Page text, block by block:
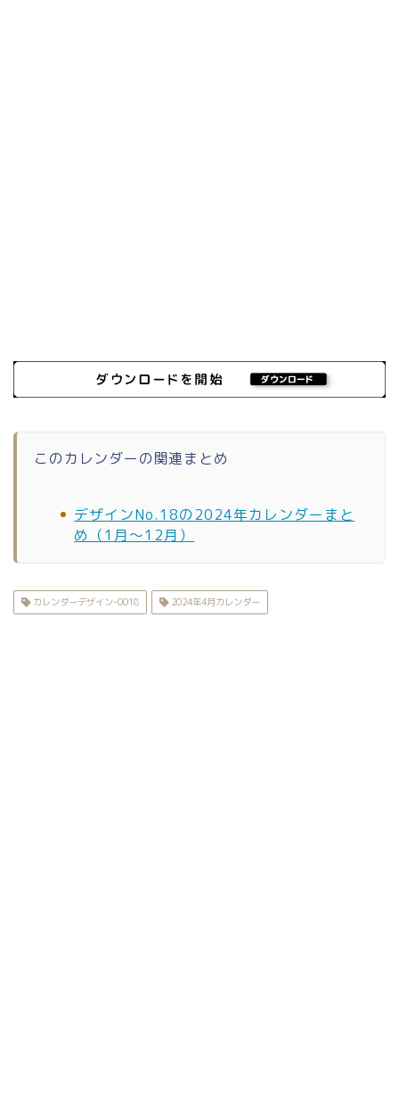
このカレンダーの関連まとめ
デザインNo.18の2024年カレンダーまと
め（1月〜12月）
カレンダーデザイン-0018 2024年4月カレンダー